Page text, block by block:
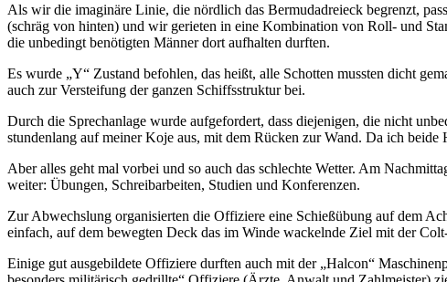
Als wir die imaginäre Linie, die nördlich das Bermudadreieck begrenzt,
(schräg von hinten) und wir gerieten in eine Kombination von Roll- und
die unbedingt benötigten Männer dort aufhalten durften.
Es wurde
Y
Zustand befohlen, das heißt, alle Schotten mussten dicht
auch zur Versteifung der ganzen Schiffsstruktur bei.
Durch die Sprechanlage wurde aufgefordert, dass diejenigen, die nicht
stundenlang auf meiner Koje aus, mit dem Rücken zur Wand. Da ich
Aber alles geht mal vorbei und so auch das schlechte Wetter. Am
weiter: Übungen, Schreibarbeiten, Studien und Konferenzen.
Zur Abwechslung organisierten die Offiziere eine Schießübung auf dem
einfach, auf dem bewegten Deck das im Winde wackelnde Ziel mit der
Einige gut ausgebildete Offiziere durften auch mit der Halcon